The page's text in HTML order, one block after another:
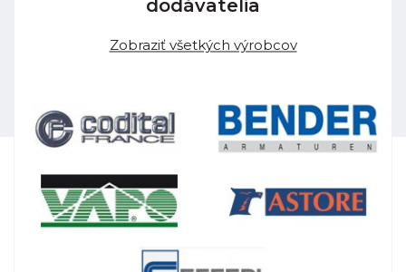
dodávatelia
Zobraziť všetkých výrobcov